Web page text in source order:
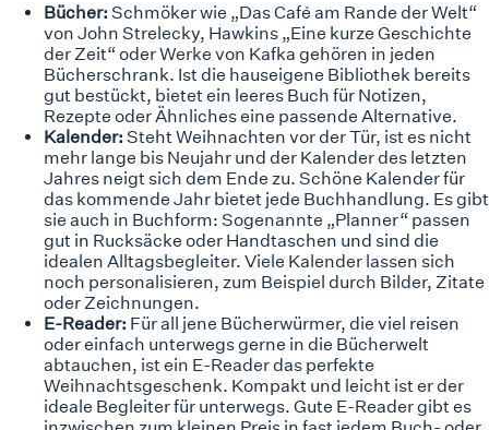
Bücher: Schmöker wie „Das Café am Rande der Welt“
von John Strelecky, Hawkins „Eine kurze Geschichte
der Zeit“ oder Werke von Kafka gehören in jeden
Bücherschrank. Ist die hauseigene Bibliothek bereits
gut bestückt, bietet ein leeres Buch für Notizen,
Rezepte oder Ähnliches eine passende Alternative.
Kalender: Steht Weihnachten vor der Tür, ist es nicht
mehr lange bis Neujahr und der Kalender des letzten
Jahres neigt sich dem Ende zu. Schöne Kalender für
das kommende Jahr bietet jede Buchhandlung. Es gibt
sie auch in Buchform: Sogenannte „Planner“ passen
gut in Rucksäcke oder Handtaschen und sind die
idealen Alltagsbegleiter. Viele Kalender lassen sich
noch personalisieren, zum Beispiel durch Bilder, Zitate
oder Zeichnungen.
E-Reader: Für all jene Bücherwürmer, die viel reisen
oder einfach unterwegs gerne in die Bücherwelt
abtauchen, ist ein E-Reader das perfekte
Weihnachtsgeschenk. Kompakt und leicht ist er der
ideale Begleiter für unterwegs. Gute E-Reader gibt es